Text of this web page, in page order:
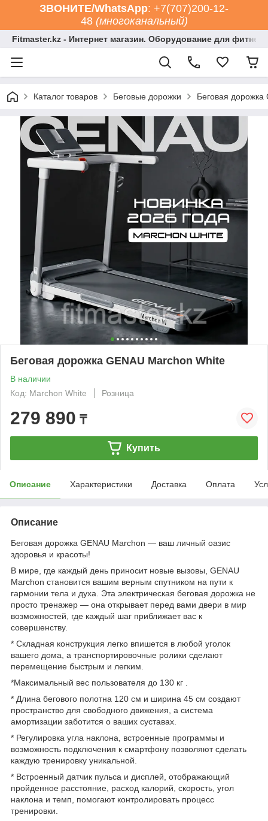
ЗВОНИТЕ/WhatsApp: +7(707)200-12-
48 (многоканальный)
Fitmaster.kz - Интернет магазин. Оборудование для
Каталог товаров Беговые дорожки Беговая дорожка
Беговая дорожка GENAU Marchon White
В наличии
Код: Marchon White
Розница
279 890 ₸
Купить
Описание Характеристики Доставка Оплата
Описание
Беговая дорожка GENAU Marchon — ваш личный оазис
здоровья и красоты!
В мире, где каждый день приносит новые вызовы, GENAU
Marchon становится вашим верным спутником на пути к
гармонии тела и духа. Эта электрическая беговая дорожка не
просто тренажер — она открывает перед вами двери в мир
возможностей, где каждый шаг приближает вас к
совершенству.
* Складная конструкция легко впишется в любой уголок
вашего дома, а транспортировочные ролики сделают
перемещение быстрым и легким.
*Максимальный вес пользователя до 130 кг .
* Длина бегового полотна 120 см и ширина 45 см создают
пространство для свободного движения, а система
амортизации заботится о ваших суставах.
* Регулировка угла наклона, встроенные программы и
возможность подключения к смартфону позволяют сделать
каждую тренировку уникальной.
* Встроенный датчик пульса и дисплей, отображающий
пройденное расстояние, расход калорий, скорость, угол
наклона и темп, помогают контролировать процесс
тренировки.